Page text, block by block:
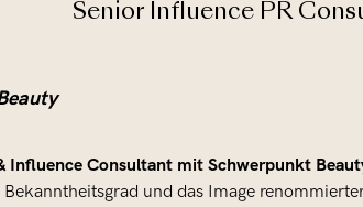
Senior Influence PR
Influence Consultant mit Schwerpunkt
und das Image